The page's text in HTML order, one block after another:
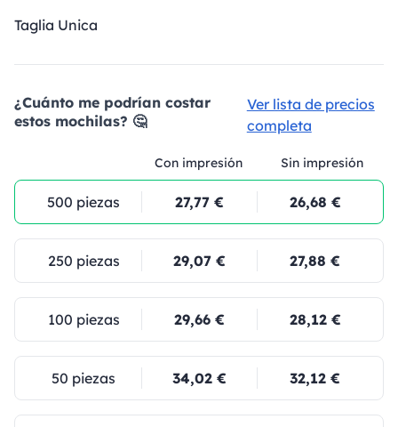
Taglia Unica
¿Cuánto me podrían costar
estos mochilas? 🤔
Ver lista de precios
completa
Con impresión Sin impresión
500 piezas 27,77 € 26,68 €
250 piezas 29,07 € 27,88 €
100 piezas 29,66 € 28,12 €
50 piezas 34,02 € 32,12 €